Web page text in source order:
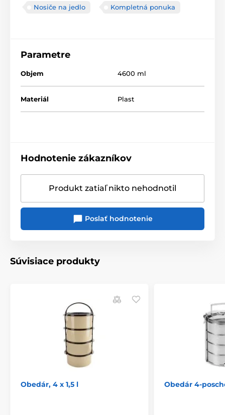
Nosiče na jedlo Kompletná ponuka
Parametre
Objem 4600 ml
Materiál Plast
Hodnotenie zákazníkov
Produkt zatiaľ nikto nehodnotil
Poslať hodnotenie
Súvisiace produkty
Obedár, 4 x 1,5 l Obedár 4-